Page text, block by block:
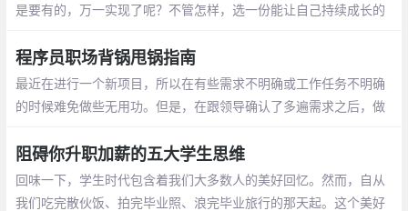
是要有的，万一实现了呢？不管怎样，选一份能让自己持续成长的
程序员职场背锅甩锅指南
最近在进行一个新项目，所以在有些需求不明确或工作任务不明确
的时候难免做些无用功。但是，在跟领导确认了多遍需求之后，做
导上面还有领导
阻碍你升职加薪的五大学生思维
回味一下，学生时代包含着我们大多数人的美好回忆。然而，自从
我们吃完散伙饭、拍完毕业照、浪完毕业旅行的那天起。这个美好